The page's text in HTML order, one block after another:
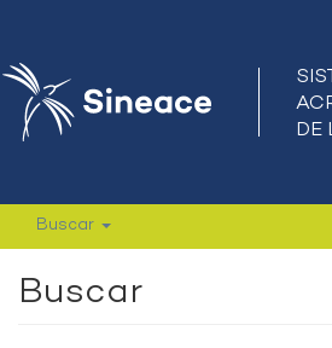
Buscar
Buscar